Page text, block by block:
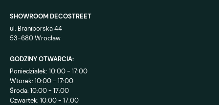
SHOWROOM DECOSTREET
ul. Braniborska 44
53-680 Wrocław
GODZINY OTWARCIA:
Poniedziałek: 10:00 - 17:00
Wtorek: 10:00 - 17:00
Środa: 10:00 - 17:00
Czwartek: 10:00 - 17:00